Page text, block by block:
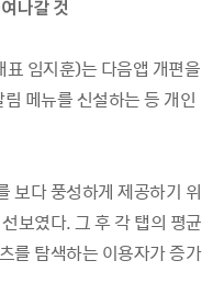
나갈 것
표 임지훈)는 다음앱 개편을
메뉴를 신설하는 등 개인
보다 풍성하게 제공하기 위
보였다. 그 후 각 탭의 평균
를 탐색하는 이용자가 증가